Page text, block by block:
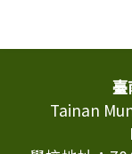
頁尾區域
Tainan